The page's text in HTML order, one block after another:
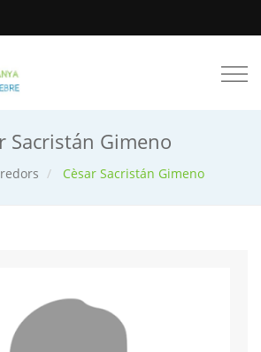
Sacristán Gimeno
Cèsar Sacristán Gimeno